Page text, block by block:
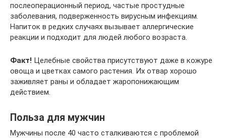
послеоперационный период, частые простудные
заболевания, подверженность вирусным инфекциям.
Напиток в редких случаях вызывает аллергические
реакции и подходит для людей любого возраста.
Факт! Целебные свойства присутствуют даже в кожуре
овоща и цветках самого растения. Их отвар хорошо
заживляет раны и обладает жаропонижающим
действием.
Польза для мужчин
Мужчины после 40 часто сталкиваются с проблемой